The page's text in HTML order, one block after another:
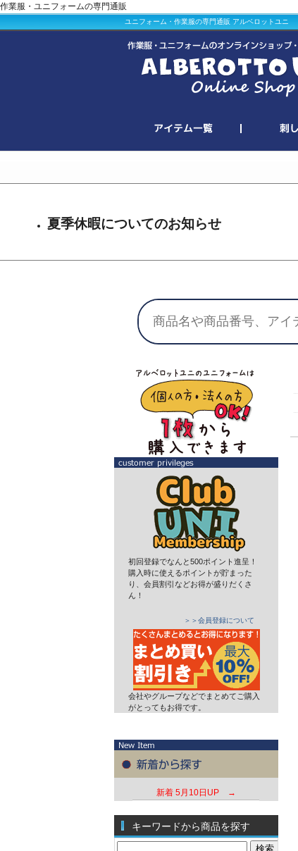
作業服・ユニフォームの専門通販
ユニフォーム・作業服の専門通販 アルベロットユニ
夏季休暇についてのお知らせ
初回登録でなんと500ポイント進呈！
購入時に使えるポイントが貯まった
り、会員割引などお得が盛りだくさ
ん！
＞＞会員登録について
会社やグループなどでまとめてご購入
がとってもお得です。
新着 5月10日UP →
キーワードから商品を探す